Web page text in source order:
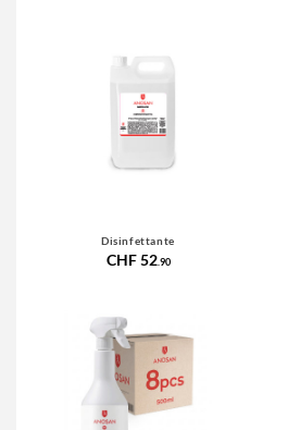
Disinfettante
CHF 52.90